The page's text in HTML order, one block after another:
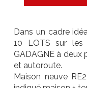
Dans un cadre
10 LOTS sur les
GADAGNE à deux
et autoroute.
Maison neuve